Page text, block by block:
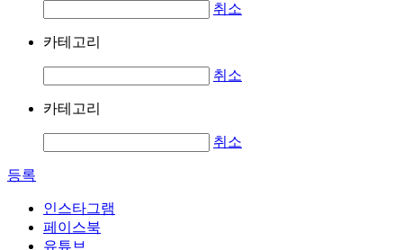
취소
카테고리
취소
카테고리
취소
등록
인스타그램
페이스북
유튜브